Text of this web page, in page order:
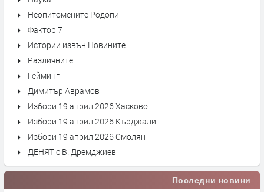
Неопитомените Родопи
Фактор 7
Истории извън Новините
Различните
Гейминг
Димитър Аврамов
Избори 19 април 2026 Хасково
Избори 19 април 2026 Кърджали
Избори 19 април 2026 Смолян
ДЕНЯТ с В. Дремджиев
Последни новини